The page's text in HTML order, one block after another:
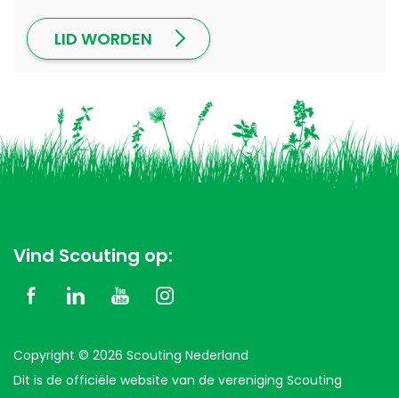
LID WORDEN
Vind Scouting op:
Copyright © 2026 Scouting Nederland
Dit is de officiële website van de vereniging Scouting